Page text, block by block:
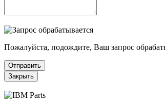
Пожалуйста, подождите, Ваш запрос
Отправить
Закрыть